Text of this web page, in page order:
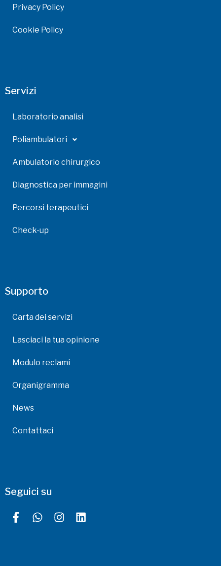
Privacy Policy
Cookie Policy
Servizi
Laboratorio analisi
Poliambulatori
Ambulatorio chirurgico
Diagnostica per immagini
Percorsi terapeutici
Check-up
Supporto
Carta dei servizi
Lasciaci la tua opinione
Modulo reclami
Organigramma
News
Contattaci
Seguici su